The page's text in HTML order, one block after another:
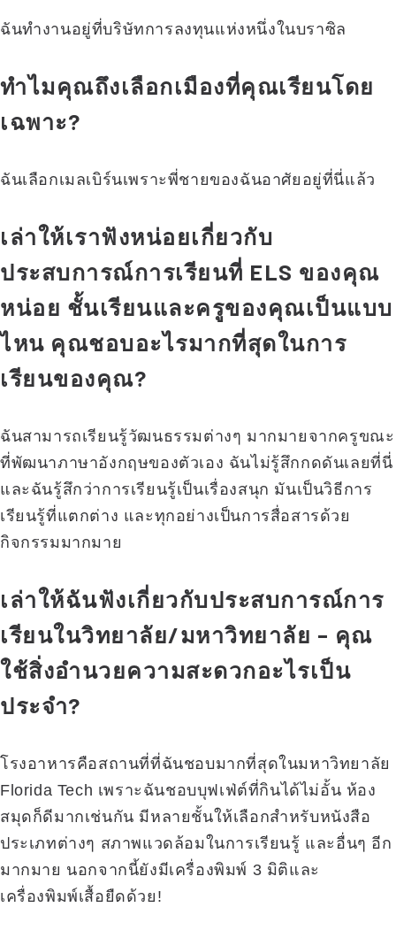
ฉันทำงานอยู่ที่บริษัทการลงทุนแห่งหนึ่งในบราซิล
ทำไมคุณถึงเลือกเมืองที่คุณเรียนโดย
เฉพาะ?
ฉันเลือกเมลเบิร์นเพราะพี่ชายของฉันอาศัยอยู่ที่นี่แล้ว
เล่าให้เราฟังหน่อยเกี่ยวกับ
ประสบการณ์การเรียนที่ ELS ของคุณ
หน่อย ชั้นเรียนและครูของคุณเป็นแบบ
ไหน คุณชอบอะไรมากที่สุดในการ
เรียนของคุณ?
ฉันสามารถเรียนรู้วัฒนธรรมต่างๆ มากมายจากครูขณะ
ที่พัฒนาภาษาอังกฤษของตัวเอง ฉันไม่รู้สึกกดดันเลยที่นี่
และฉันรู้สึกว่าการเรียนรู้เป็นเรื่องสนุก มันเป็นวิธีการ
เรียนรู้ที่แตกต่าง และทุกอย่างเป็นการสื่อสารด้วย
กิจกรรมมากมาย
เล่าให้ฉันฟังเกี่ยวกับประสบการณ์การ
เรียนในวิทยาลัย/มหาวิทยาลัย – คุณ
ใช้สิ่งอำนวยความสะดวกอะไรเป็น
ประจำ?
โรงอาหารคือสถานที่ที่ฉันชอบมากที่สุดในมหาวิทยาลัย
Florida Tech เพราะฉันชอบบุฟเฟ่ต์ที่กินได้ไม่อั้น ห้อง
สมุดก็ดีมากเช่นกัน มีหลายชั้นให้เลือกสำหรับหนังสือ
ประเภทต่างๆ สภาพแวดล้อมในการเรียนรู้ และอื่นๆ อีก
มากมาย นอกจากนี้ยังมีเครื่องพิมพ์ 3 มิติและ
เครื่องพิมพ์เสื้อยืดด้วย!